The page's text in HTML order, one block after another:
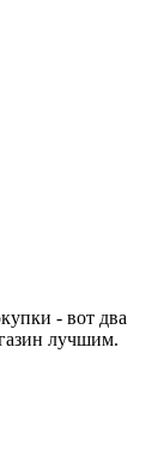
- вот два
лучшим.